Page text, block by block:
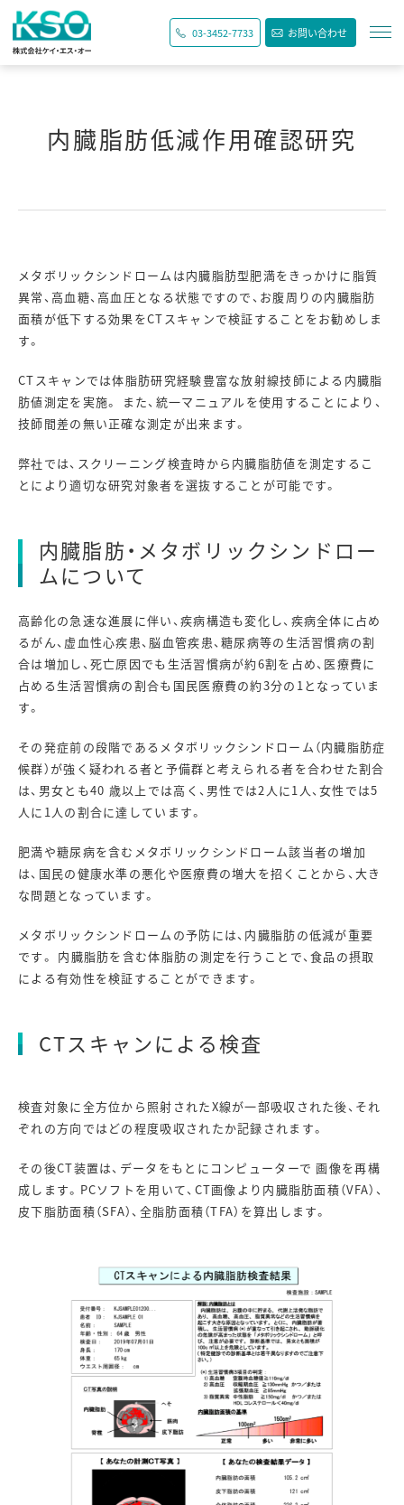
03-3452-7733 お問い合わせ
内臓脂肪低減作用確認研究
メタボリックシンドロームは内臓脂肪型肥満をきっかけに脂質
異常、高血糖、高血圧となる状態ですので、お腹周りの内臓脂肪
面積が低下する効果をCTスキャンで検証することをお勧めしま
す。
CTスキャンでは体脂肪研究経験豊富な放射線技師による内臓脂
肪値測定を実施。 また、統一マニュアルを使用することにより、
技師間差の無い正確な測定が出来ます。
弊社では、スクリーニング検査時から内臓脂肪値を測定するこ
とにより適切な研究対象者を選抜することが可能です。
内臓脂肪・メタボリックシンドロー
ムについて
高齢化の急速な進展に伴い、疾病構造も変化し、疾病全体に占め
るがん、虚血性心疾患、脳血管疾患、糖尿病等の生活習慣病の割
合は増加し、死亡原因でも生活習慣病が約6割を占め、医療費に
占める生活習慣病の割合も国民医療費の約3分の1となっていま
す。
その発症前の段階であるメタボリックシンドローム（内臓脂肪症
候群）が強く疑われる者と予備群と考えられる者を合わせた割合
は、男女とも40 歳以上では高く、男性では2人に1人、女性では5
人に1人の割合に達しています。
肥満や糖尿病を含むメタボリックシンドローム該当者の増加
は、国民の健康水準の悪化や医療費の増大を招くことから、大き
な問題となっています。
メタボリックシンドロームの予防には、内臓脂肪の低減が重要
です。 内臓脂肪を含む体脂肪の測定を行うことで、食品の摂取
による有効性を検証することができます。
CTスキャンによる検査
検査対象に全方位から照射されたX線が一部吸収された後、それ
ぞれの方向ではどの程度吸収されたか記録されます。
その後CT装置は、データをもとにコンピューターで 画像を再構
成します。PCソフトを用いて、CT画像より内臓脂肪面積（VFA）、
皮下脂肪面積（SFA）、全脂肪面積（TFA）を算出します。